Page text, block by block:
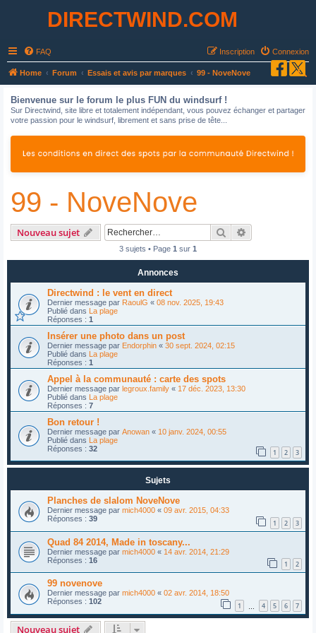
DIRECTWIND.COM
FAQ Connexion
Inscription
Home Forum Essais et avis par marques 99 - NoveNove
Bienvenue sur le forum le plus FUN du windsurf !
Sur Directwind, site libre et totalement indépendant, vous pouvez échanger et partager
votre passion pour le windsurf, librement et sans prise de tête...
99 - NoveNove
Nouveau sujet Rechercher
3 sujets • Page 1 sur 1
Annonces
Directwind : le vent en direct
Dernier message par RaoulG « 08 nov. 2025, 19:43
Publié dans La plage
Réponses : 1
Insérer une photo dans un post
Dernier message par Endorphin « 30 sept. 2024, 02:15
Publié dans La plage
Réponses : 1
Appel à la communauté : carte des spots
Dernier message par legroux.family « 17 déc. 2023, 13:30
Publié dans La plage
Réponses : 7
Bon retour !
Dernier message par Anowan « 10 janv. 2024, 00:55
Publié dans La plage
Réponses : 32 1 2 3
Sujets
Planches de slalom NoveNove
Dernier message par mich4000 « 09 avr. 2015, 04:33
Réponses : 39 1 2 3
Quad 84 2014, Made in toscany...
Dernier message par mich4000 « 14 avr. 2014, 21:29
Réponses : 16 1 2
99 novenove
Dernier message par mich4000 « 02 avr. 2014, 18:50
Réponses : 102 1 4 5 6 7
Nouveau sujet